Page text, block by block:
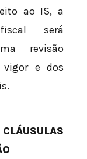
ao IS, a
será
revisão
vigor e dos